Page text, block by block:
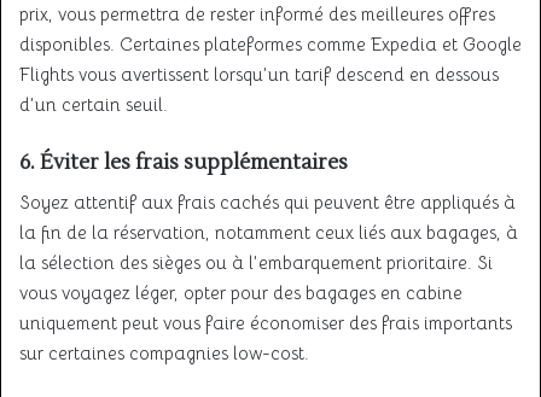
prix, vous permettra de rester informé des meilleures offres
disponibles. Certaines plateformes comme Expedia et Google
Flights vous avertissent lorsqu’un tarif descend en dessous
d’un certain seuil.
6.Éviter les frais supplémentaires
Soyez attentif aux frais cachés qui peuvent être appliqués à
la fin de la réservation, notamment ceux liés aux bagages, à
la sélection des sièges ou à l’embarquement prioritaire. Si
vous voyagez léger, opter pour des bagages en cabine
uniquement peut vous faire économiser des frais importants
sur certaines compagnies low-cost.